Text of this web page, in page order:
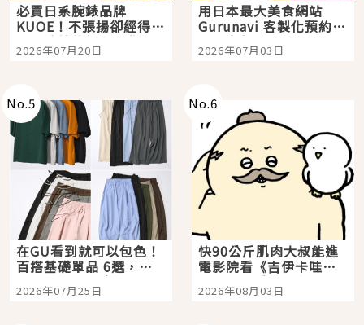
必買日系腕錶品牌
KUOE！不張揚卻經得起
時間洗鍊的經典之作五
選
2026年07月20日
用日本最大美食網站
Gurunavi 客製化預約九
大都市餐廳，打造專屬
美食體驗！
2026年07月03日
No.5
在GU看到就可以包色！
百搭基礎單品 6選，閉
眼全收也不心疼
2026年07月25日
No.6
快90公斤肌肉大叔能進
電影院看《吉伊卡哇》
嗎？日本重金屬樂團
「打首」會長與nagano
2026年08月03日